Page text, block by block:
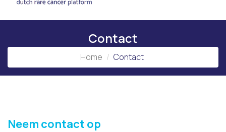
Contact
Home Contact
Neem contact op